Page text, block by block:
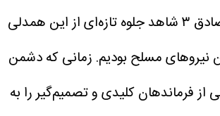
در عملیات وعده صادق ۳ شاهد جلوه تازه‌ای از این همدلی
نیروهای مسلح بودیم. زمانی که دشمن
فرماندهان کلیدی و تصمیم‌گیر را به